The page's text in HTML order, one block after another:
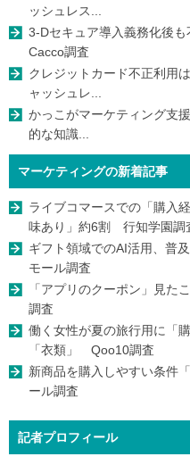
ッシュレス...
3-Dセキュア導入義務化後
Cacco調査
クレジットカード不正利用
ャッシュレ...
かっこがマーケティング支
的な知識...
マーケティングの新着記事
ライブコマースでの「購入
味あり」約6割 行知学園調
ギフト領域でのAI活用、普
モール調査
「アプリのクーポン」見
調査
働く女性が夏の旅行用に「
「衣類」 Qoo10調査
新商品を購入しやすい条件
ール調査
記者プロフィール